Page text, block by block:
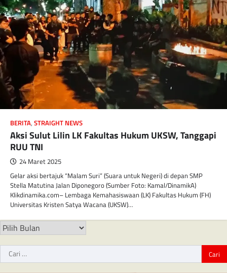
BERITA, STRAIGHT NEWS
Aksi Sulut Lilin LK Fakultas Hukum UKSW, Tanggapi
RUU TNI
24 Maret 2025
Gelar aksi bertajuk “Malam Suri” (Suara untuk Negeri) di depan SMP
Stella Matutina Jalan Diponegoro (Sumber Foto: Kamal/DinamikA)
Klikdinamika.com– Lembaga Kemahasiswaan (LK) Fakultas Hukum (FH)
Universitas Kristen Satya Wacana (UKSW)…